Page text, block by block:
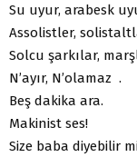
Su uyur, arabesk
Assolistler,
Solcu şarkılar,
N’ayır, N’olamaz .
Beş dakika ara.
Makinist ses!
Size baba diyebilir